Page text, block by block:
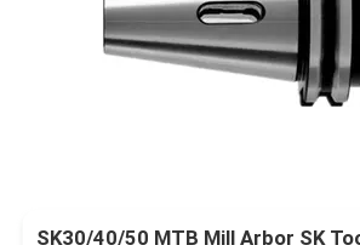
SK30/40/50 MTB Mill Arbor SK